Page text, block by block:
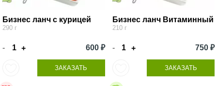
Бизнес ланч с курицей
290 г
- + 600 ₽
ЗАКАЗАТЬ
Бизнес ланч Витаминный
210 г
- + 750 ₽
ЗАКАЗАТЬ